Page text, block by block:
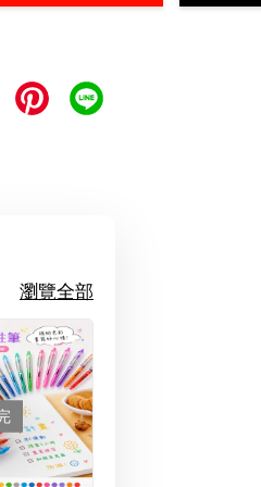
瀏覽全部